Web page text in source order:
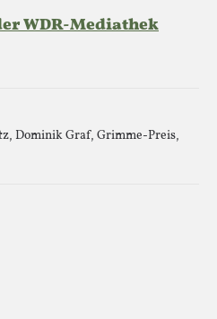
WDR-Mediathek
, Dominik Graf, Grimme-Preis,